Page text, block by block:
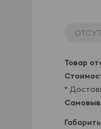
Товар
*